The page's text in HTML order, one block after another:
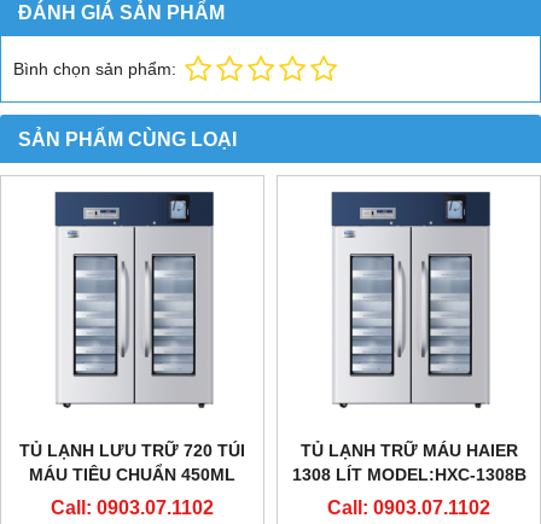
ĐÁNH GIÁ SẢN PHẨM
Bình chọn sản phẩm:
SẢN PHẨM CÙNG LOẠI
TỦ LẠNH LƯU TRỮ 720 TÚI
MÁU TIÊU CHUẨN 450ML
MODEL:HXC1308B HAIER
Call: 0903.07.1102
TỦ LẠNH TRỮ MÁU HAIER
1308 LÍT MODEL:HXC-1308B
Call: 0903.07.1102